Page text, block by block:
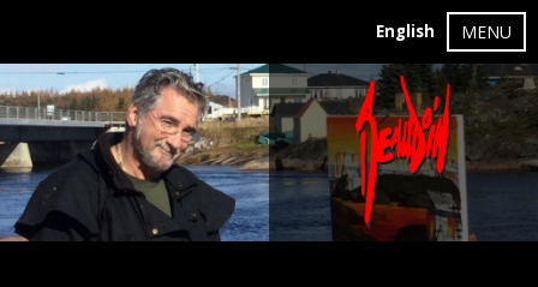
English MENU